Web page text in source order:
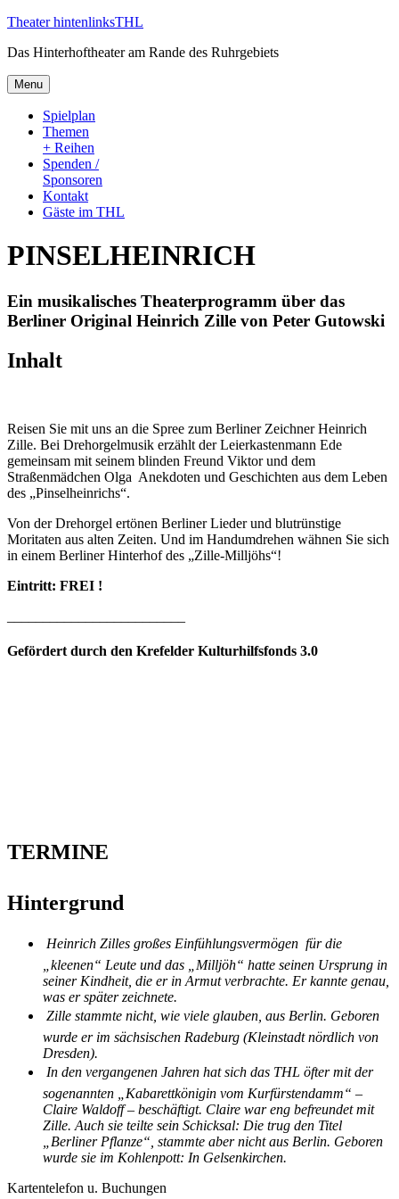
Skip
content
Theater hintenlinksTHL
Das Hinterhoftheater am Rande des Ruhrgebiets
Menu
Spielplan
Themen
+ Reihen
Spenden /
Sponsoren
Kontakt
Gäste im THL
PINSELHEINRICH
Ein musikalisches Theaterprogramm über das
Berliner Original Heinrich Zille von Peter Gutowski
Inhalt
Reisen Sie mit uns an die Spree zum Berliner Zeichner Heinrich
Zille. Bei Drehorgelmusik erzählt der Leierkastenmann Ede
gemeinsam mit seinem blinden Freund Viktor und dem
Straßenmädchen Olga Anekdoten und Geschichten aus dem Leben
des „Pinselheinrichs“.
Von der Drehorgel ertönen Berliner Lieder und blutrünstige
Moritaten aus alten Zeiten. Und im Handumdrehen wähnen Sie sich
in einem Berliner Hinterhof des „Zille-Milljöhs“!
Eintritt: FREI !
Gefördert durch den Krefelder Kulturhilfsfonds 3.0
TERMINE
Hintergrund
Heinrich Zilles großes Einfühlungsvermögen für die
„kleenen“ Leute und das „Milljöh“ hatte seinen Ursprung in
seiner Kindheit, die er in Armut verbrachte. Er kannte genau,
was er später zeichnete.
Zille stammte nicht, wie viele glauben, aus Berlin. Geboren
wurde er im sächsischen Radeburg (Kleinstadt nördlich von
Dresden).
In den vergangenen Jahren hat sich das THL öfter mit der
sogenannten „Kabarettkönigin vom Kurfürstendamm“ –
Claire Waldoff – beschäftigt. Claire war eng befreundet mit
Zille. Auch sie teilte sein Schicksal: Die trug den Titel
„Berliner Pflanze“, stammte aber nicht aus Berlin. Geboren
wurde sie im Kohlenpott: In Gelsenkirchen.
Kartentelefon u. Buchungen